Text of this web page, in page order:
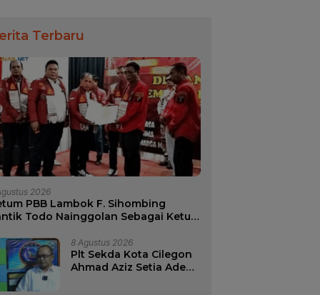
Terbaru
2026
PBB Lambok F. Sihombing
Todo Nainggolan Sebagai Ketua
2031
8 Agustus 2026
Plt Sekda Kota Cilegon
Ahmad Aziz Setia Ade